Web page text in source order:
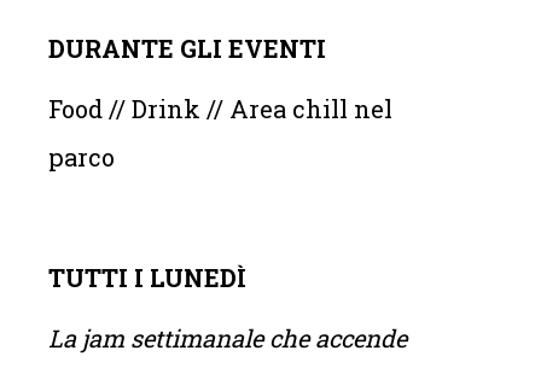
DURANTE GLI EVENTI
Food // Drink // Area chill nel
parco
TUTTI I LUNEDÌ
La jam settimanale che accende